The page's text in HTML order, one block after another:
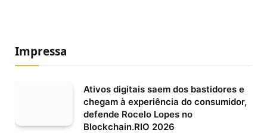
Impressa
Ativos digitais saem dos bastidores e
chegam à experiência do consumidor,
defende Rocelo Lopes no
Blockchain.RIO 2026